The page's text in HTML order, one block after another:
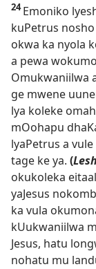
24Emoniko
kuPetrus
okwa ka nyola
a pewa
Omukwaniilwa
ge mwene
lya koleke
mOohapu
lyaPetrus a
tage ke ya. (
okukoleka
yaJesus
ka vula
kUukwaniilwa
Jesus, hatu
nohatu mu